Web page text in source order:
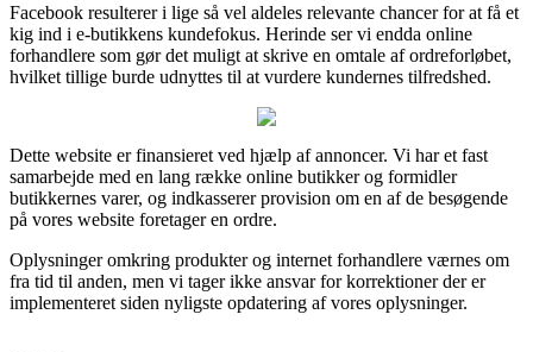
Facebook resulterer i lige så vel aldeles relevante chancer for at få et
kig ind i e-butikkens kundefokus. Herinde ser vi endda online
forhandlere som gør det muligt at skrive en omtale af ordreforløbet,
hvilket tillige burde udnyttes til at vurdere kundernes tilfredshed.
Dette website er finansieret ved hjælp af annoncer. Vi har et fast
samarbejde med en lang række online butikker og formidler
butikkernes varer, og indkasserer provision om en af de besøgende
på vores website foretager en ordre.
Oplysninger omkring produkter og internet forhandlere værnes om
fra tid til anden, men vi tager ikke ansvar for korrektioner der er
implementeret siden nyligste opdatering af vores oplysninger.